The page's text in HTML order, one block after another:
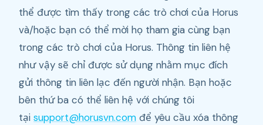
thể được tìm thấy trong các trò chơi của Horus
và/hoặc bạn có thể mời họ tham gia cùng bạn
trong các trò chơi của Horus. Thông tin liên hệ
như vậy sẽ chỉ được sử dụng nhằm mục đích
gửi thông tin liên lạc đến người nhận. Bạn hoặc
bên thứ ba có thể liên hệ với chúng tôi
tại support@horusvn.com để yêu cầu xóa thông